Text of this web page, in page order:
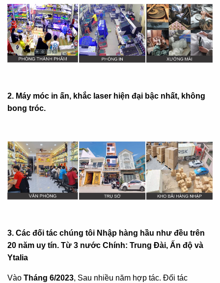
2. Máy móc in ấn, khắc laser hiện đại bậc nhất, không
bong tróc.
3. Các đối tác chúng tôi Nhập hàng hầu như đều trên
20 năm uy tín. Từ 3 nước Chính: Trung Đài, Ấn độ và
Ytalia
Vào Tháng 6/2023, Sau nhiều năm hợp tác. Đối tác